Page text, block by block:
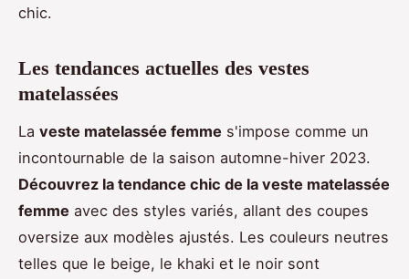
chic.
Les tendances actuelles des vestes
matelassées
La veste matelassée femme s'impose comme un
incontournable de la saison automne-hiver 2023.
Découvrez la tendance chic de la veste matelassée
femme avec des styles variés, allant des coupes
oversize aux modèles ajustés. Les couleurs neutres
telles que le beige, le khaki et le noir sont